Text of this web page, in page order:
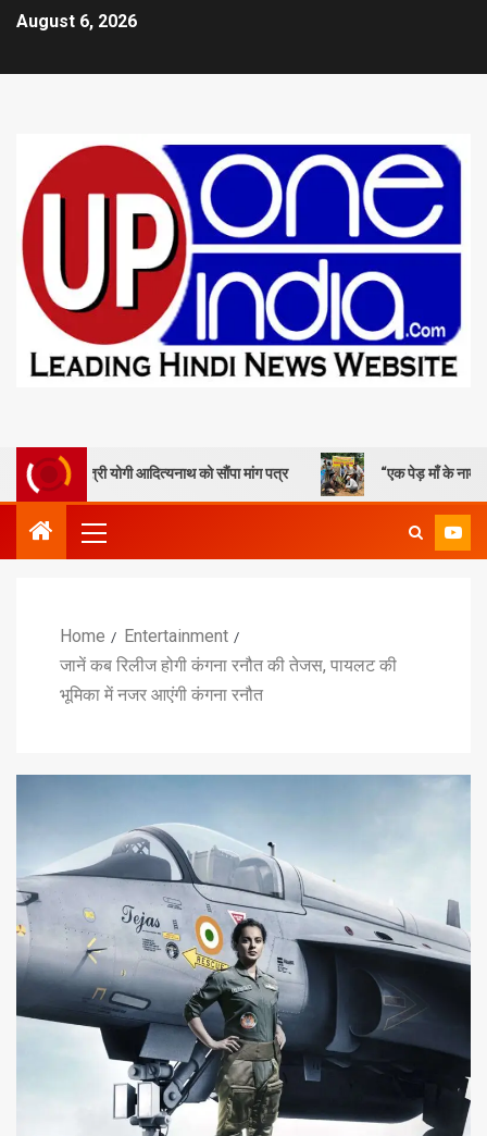
August 6, 2026
योगी आदित्यनाथ को सौंपा मांग पत्र “एक पेड़ माँ के नाम” – सेण्ट
Home
Entertainment
जानें कब रिलीज होगी कंगना रनौत की तेजस, पायलट की
भूमिका में नजर आएंगी कंगना रनौत